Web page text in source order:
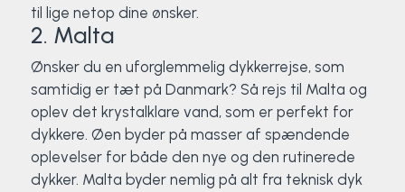
til lige netop dine ønsker.
2. Malta
Ønsker du en uforglemmelig dykkerrejse, som
samtidig er tæt på Danmark? Så rejs til Malta og
oplev det krystalklare vand, som er perfekt for
dykkere. Øen byder på masser af spændende
oplevelser for både den nye og den rutinerede
dykker. Malta byder nemlig på alt fra teknisk dyk